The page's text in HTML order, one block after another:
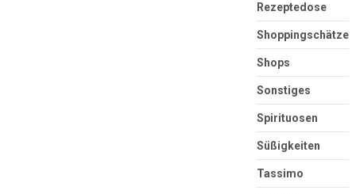
Rezeptedose
Shoppingschätze
Shops
Sonstiges
Spirituosen
Süßigkeiten
Tassimo